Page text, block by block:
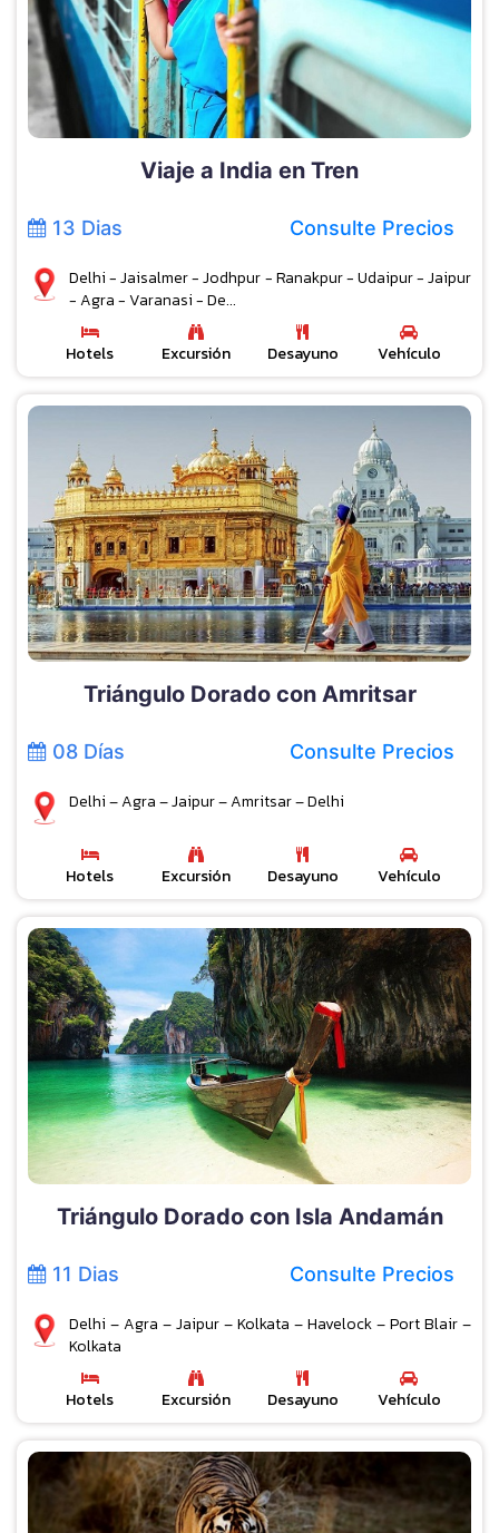
Viaje a India en Tren
13 Dias Consulte Precios
Delhi - Jaisalmer - Jodhpur - Ranakpur - Udaipur - Jaipur
- Agra - Varanasi - De...
Hotels Excursión Desayuno Vehículo
Triángulo Dorado con Amritsar
08 Días Consulte Precios
Delhi – Agra – Jaipur – Amritsar – Delhi
Hotels Excursión Desayuno Vehículo
Triángulo Dorado con Isla Andamán
11 Dias Consulte Precios
Delhi – Agra – Jaipur – Kolkata – Havelock – Port Blair –
Kolkata
Hotels Excursión Desayuno Vehículo